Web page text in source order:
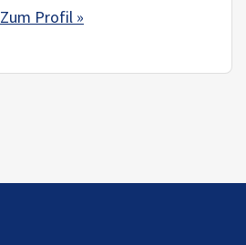
Zum Profil »